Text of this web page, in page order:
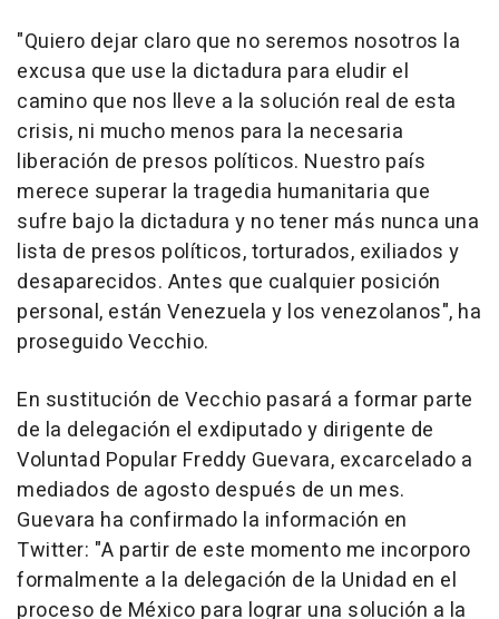
"Quiero dejar claro que no seremos nosotros la
excusa que use la dictadura para eludir el
camino que nos lleve a la solución real de esta
crisis, ni mucho menos para la necesaria
liberación de presos políticos. Nuestro país
merece superar la tragedia humanitaria que
sufre bajo la dictadura y no tener más nunca una
lista de presos políticos, torturados, exiliados y
desaparecidos. Antes que cualquier posición
personal, están Venezuela y los venezolanos", ha
proseguido Vecchio.
En sustitución de Vecchio pasará a formar parte
de la delegación el exdiputado y dirigente de
Voluntad Popular Freddy Guevara, excarcelado a
mediados de agosto después de un mes.
Guevara ha confirmado la información en
Twitter: "A partir de este momento me incorporo
formalmente a la delegación de la Unidad en el
proceso de México para lograr una solución a la